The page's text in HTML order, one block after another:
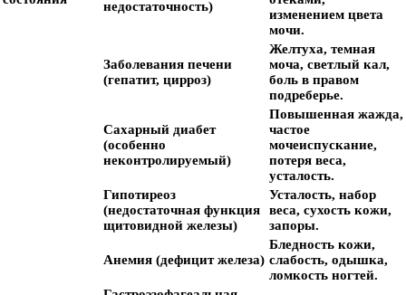
недостаточность)
изменением цвета
мочи.
Заболевания печени
(гепатит, цирроз)
Желтуха, темная
моча, светлый кал,
боль в правом
подреберье.
Сахарный диабет
(особенно
неконтролируемый)
Повышенная жажда,
частое
мочеиспускание,
потеря веса,
усталость.
Гипотиреоз
(недостаточная функция
щитовидной железы)
Усталость, набор
веса, сухость кожи,
запоры.
Анемия (дефицит железа)
Бледность кожи,
слабость, одышка,
ломкость ногтей.